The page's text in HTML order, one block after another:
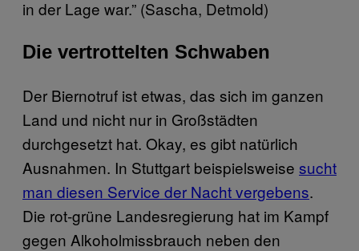
in der Lage war.” (Sascha, Detmold)
Die vertrottelten Schwaben
Der Biernotruf ist etwas, das sich im ganzen
Land und nicht nur in Großstädten
durchgesetzt hat. Okay, es gibt natürlich
Ausnahmen. In Stuttgart beispielsweise sucht
man diesen Service der Nacht vergebens.
Die rot-grüne Landesregierung hat im Kampf
gegen Alkoholmissbrauch neben den